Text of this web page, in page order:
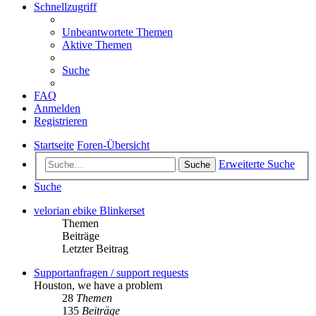
Schnellzugriff
Unbeantwortete Themen
Aktive Themen
Suche
FAQ
Anmelden
Registrieren
Startseite Foren-Übersicht
Suche
Erweiterte Suche
Suche
velorian ebike Blinkerset
Themen
Beiträge
Letzter Beitrag
Supportanfragen / support requests
Houston, we have a problem
28 Themen
135 Beiträge